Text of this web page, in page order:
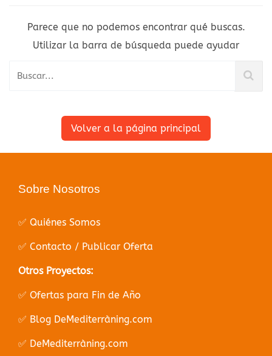
Parece que no podemos encontrar qué buscas.
Utilizar la barra de búsqueda puede ayudar
Volver a la página principal
Sobre Nosotros
✅ Quiénes Somos
✅ Contacto / Publicar Oferta
Otros Proyectos:
✅ Ofertas para Fin de Año
✅ Blog DeMediterràning.com
✅ DeMediterràning.com